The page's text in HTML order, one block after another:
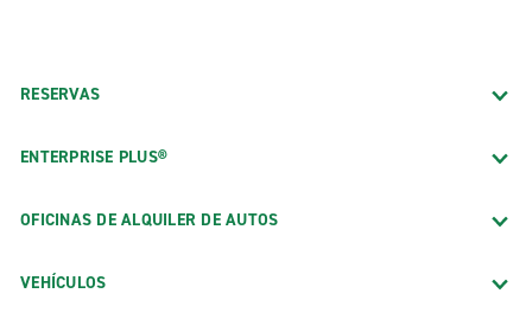
RESERVAS
ENTERPRISE PLUS®
OFICINAS DE ALQUILER DE AUTOS
VEHÍCULOS